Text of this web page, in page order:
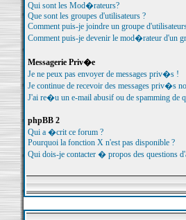
Qui sont les Mod�rateurs?
Que sont les groupes d'utilisateurs ?
Comment puis-je joindre un groupe
Comment puis-je devenir le mod�rateur d'un
Messagerie Priv�e
Je ne peux pas envoyer de messages priv�s !
Je continue de recevoir des messages priv�s
J'ai re�u un e-mail abusif ou de spamming de
phpBB 2
Qui a �crit ce forum ?
Pourquoi la fonction X n'est pas disponible ?
Qui dois-je contacter � propos des